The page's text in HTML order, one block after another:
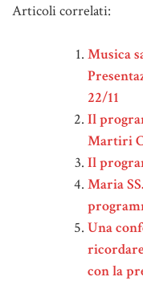
Articoli correlati:
Musica
22/11
Il
Martiri
Il
Maria
Una
con la